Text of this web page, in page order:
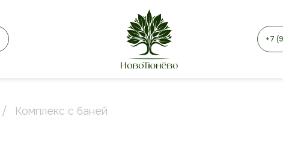
+7
/ Комплекс с баней